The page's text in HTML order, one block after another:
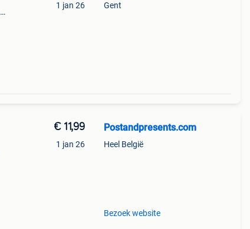
1 jan 26 Gent
€ 11,99
1 jan 26
Postandpresents.com
Heel België
Bezoek website